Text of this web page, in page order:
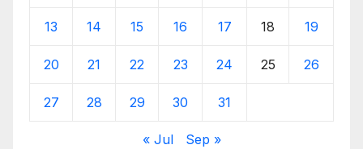
13 14 15 16 17 18 19
20 21 22 23 24 25 26
27 28 29 30 31
« Jul Sep »